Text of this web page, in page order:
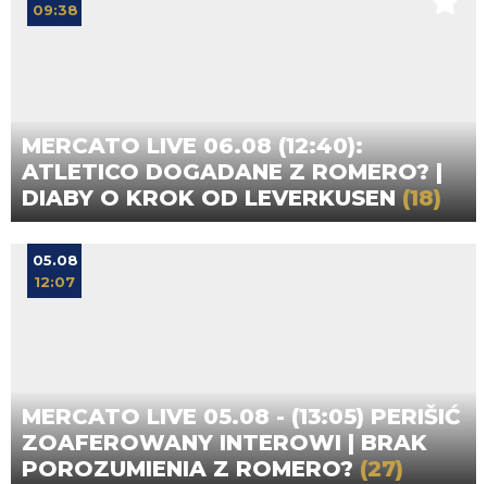
MERCATO LIVE 06.08 (12:40):
ATLETICO DOGADANE Z ROMERO? |
DIABY O KROK OD LEVERKUSEN(18)
09:38
MERCATO LIVE 05.08 - (13:05) PERIŠIĆ
ZOAFEROWANY INTEROWI | BRAK
POROZUMIENIA Z ROMERO?(27)
05.08
12:07